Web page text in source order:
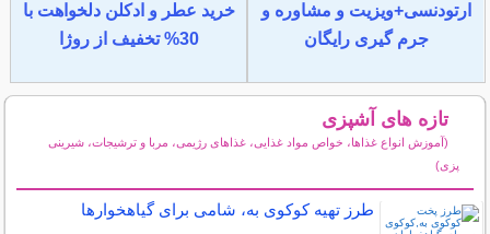
ارتودنسی+ویزیت و مشاوره و
جرم گیری رایگان
خرید عطر و ادکلن دلخواهت با
30% تخفیف از روژا
تازه های آشپزی
(آموزش انواع غذاها، خواص مواد غذایی، غذاهای رژیمی، مربا و ترشیجات، شیرینی
پزی)
طرز تهیه کوکوی به، شامی برای گیاهخوارها